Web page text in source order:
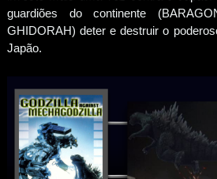
guardiões do continente
GHIDORAH) deter e destruir o
Japão.